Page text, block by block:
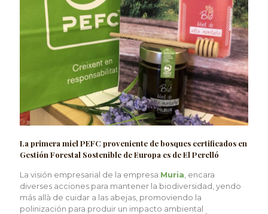
La primera miel PEFC proveniente de bosques certificados en
Gestión Forestal Sostenible de Europa es de El Perelló
La visión empresarial de la empresa Muria , encara
diverses acciones para mantener la biodiversidad, yendo
más allà de cuidar a las abejas, promoviendo la
polinización para produir un impacto ambiental